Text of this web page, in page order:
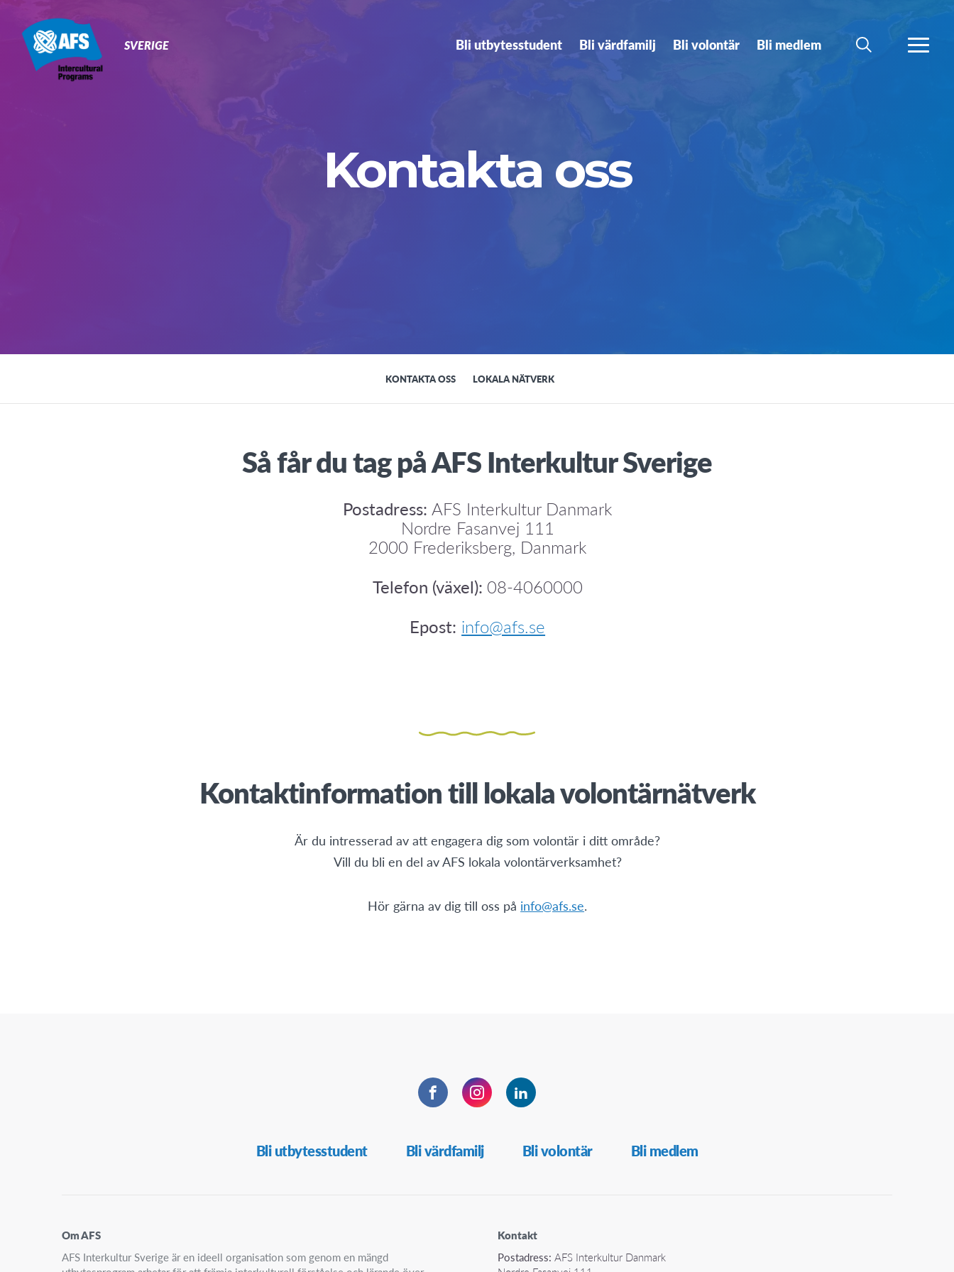
SVERIGE Bli utbytesstudent Bli värdfamilj Bli volontär Bli medlem
SÖK MER
Kontakta oss
KONTAKTA OSS LOKALA NÄTVERK
Så får du tag på AFS Interkultur Sverige
Postadress: AFS Interkultur Danmark
Nordre Fasanvej 111
2000 Frederiksberg, Danmark
Telefon (växel): 08-4060000
Epost: info@afs.se
Kontaktinformation till lokala volontärnätverk
Är du intresserad av att engagera dig som volontär i ditt område?
Vill du bli en del av AFS lokala volontärverksamhet?
Hör gärna av dig till oss på info@afs.se.
FacebookInstagramLinkedIn
Bli utbytesstudent Bli värdfamilj Bli volontär Bli medlem
Kontakt
Postadress: AFS Interkultur Danmark
Om AFS
AFS Interkultur Sverige är en ideell organisation som genom en mängd